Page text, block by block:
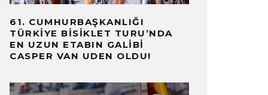
61. CUMHURBAŞKANLIĞI
TÜRKIYE BISIKLET TURU’NDA
EN UZUN ETABIN GALIBI
CASPER VAN UDEN OLDU!